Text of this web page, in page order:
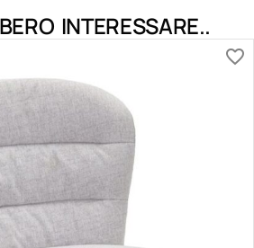
INTERESSARE..